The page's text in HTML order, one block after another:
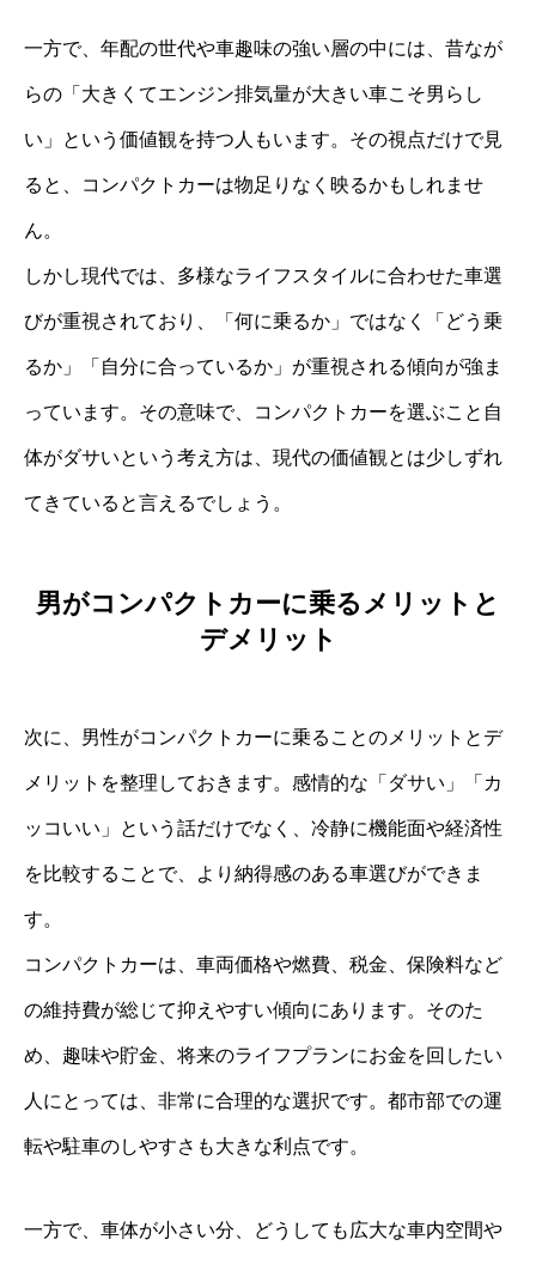
一方で、年配の世代や車趣味の強い層の中には、昔なが
らの「大きくてエンジン排気量が大きい車こそ男らし
い」という価値観を持つ人もいます。その視点だけで見
ると、コンパクトカーは物足りなく映るかもしれませ
ん。
しかし現代では、多様なライフスタイルに合わせた車選
びが重視されており、「何に乗るか」ではなく「どう乗
るか」「自分に合っているか」が重視される傾向が強ま
っています。その意味で、コンパクトカーを選ぶこと自
体がダサいという考え方は、現代の価値観とは少しずれ
てきていると言えるでしょう。
男がコンパクトカーに乗るメリットと
デメリット
次に、男性がコンパクトカーに乗ることのメリットとデ
メリットを整理しておきます。感情的な「ダサい」「カ
ッコいい」という話だけでなく、冷静に機能面や経済性
を比較することで、より納得感のある車選びができま
す。
コンパクトカーは、車両価格や燃費、税金、保険料など
の維持費が総じて抑えやすい傾向にあります。そのた
め、趣味や貯金、将来のライフプランにお金を回したい
人にとっては、非常に合理的な選択です。都市部での運
転や駐車のしやすさも大きな利点です。
一方で、車体が小さい分、どうしても広大な車内空間や